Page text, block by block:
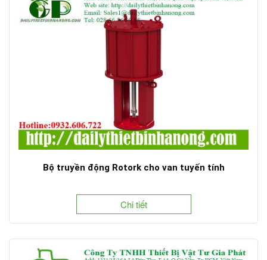
Bộ truyền động Rotork cho van tuyến tính
Chi tiết